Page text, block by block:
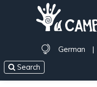
German |
Search